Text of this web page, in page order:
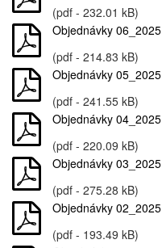
(pdf - 232.01 kB)
Objednávky 06_2025
(pdf - 214.83 kB)
Objednávky 05_2025
(pdf - 241.55 kB)
Objednávky 04_2025
(pdf - 220.09 kB)
Objednávky 03_2025
(pdf - 275.28 kB)
Objednávky 02_2025
(pdf - 193.49 kB)